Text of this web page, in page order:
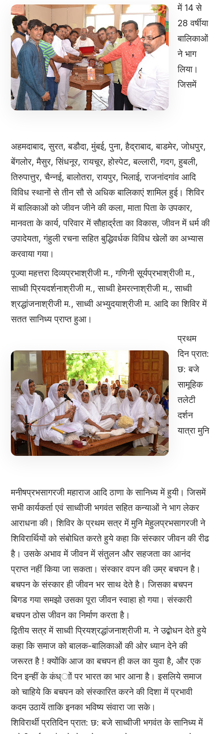
में 14 से
28 वर्षीया
बालिकाओं
ने भाग
लिया।
जिसमें
अहमदाबाद, सुरत, बडौदा, मुंबई, पुना, हैद्राबाद, बाडमेर, जोधपुर,
बेंगलोर, मैसुर, सिंधनूर, रायचूर, होस्पेट, बल्लारी, गदग, हुबली,
तिरुपात्तुर, चैन्नई, बालोतरा, रायपुर, भिलाई, राजनांदगांव आदि
विविध स्थानों से तीन सौ से अधिक बालिकाएं शामिल हुई। शिविर
में बालिकाओं को जीवन जीने की कला, माता पिता के उपकार,
मानवता के कार्य, परिवार में सौहार्द्रता का विकास, जीवन में धर्म की
उपादेयता, गंहुली रचना सहित बुद्धिवर्धक विविध खेलों का अभ्यास
करवाया गया।
पूज्या महत्तरा दिव्यप्रभाश्रीजी म., गणिनी सूर्यप्रभाश्रीजी म.,
साध्वी प्रियदर्शनाश्रीजी म., साध्वी हेमरत्नाश्रीजी म., साध्वी
श्रद्धांजनाश्रीजी म., साध्वी अभ्युदयाश्रीजी म. आदि का शिविर में
सतत सानिध्य प्राप्त हुआ।
प्रथम
दिन प्रात:
छ: बजे
सामूहिक
तलेटी
दर्शन
यात्रा मुनि
मनीषप्रभसागरजी महाराज आदि ठाणा के सानिध्य में हुयी। जिसमें
सभी कार्यकर्ता एवं साध्वीजी भगवंत सहित कन्याओं ने भाग लेकर
आराधना की। शिविर के प्रथम सत्र में मुनि मेहुलप्रभसागरजी ने
शिविरार्थियों को संबोधित करते हुये कहा कि संस्कार जीवन की रीढ
है। उसके अभाव में जीवन में संतुलन और सहजता का आनंद
प्राप्त नहीं किया जा सकता। संस्कार वपन की उम्र बचपन है।
बचपन के संस्कार ही जीवन भर साथ देते है। जिसका बचपन
बिगड गया समझो उसका पूरा जीवन स्वाहा हो गया। संस्कारी
बचपन ठोस जीवन का निर्माण करता है।
द्वितीय सत्र में साध्वी प्रियश्रद्धांजनाश्रीजी म. ने उद्बोधन देते हुये
कहा कि समाज को बालक-बालिकाओं की ओर ध्यान देने की
जरूरत है ! क्योंकि आज का बचपन ही कल का युवा है, और एक
दिन इन्हीं के कंध्ाों पर भारत का भार आना है। इसलिये समाज
को चाहिये कि बचपन को संस्कारित करने की दिशा में प्रभावी
कदम उठायें ताकि इनका भविष्य संवारा जा सके।
शिविरार्थी प्रतिदिन प्रात: छ: बजे साध्वीजी भगवंत के सानिध्य में